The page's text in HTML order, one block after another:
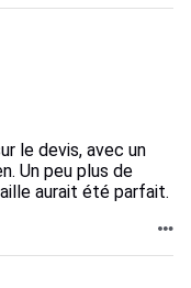
le devis, avec un
Un peu plus de
aurait été parfait.